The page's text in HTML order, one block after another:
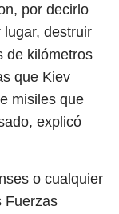
por decirlo
destruir
de kilómetros
que Kiev
misiles que
explicó
o cualquier
Fuerzas